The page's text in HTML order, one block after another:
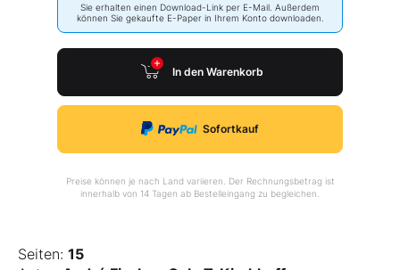
Sie erhalten einen Download-Link per E-Mail. Außerdem
können Sie gekaufte E-Paper in Ihrem Konto downloaden.
In den Warenkorb
Sofortkauf
Preise können je nach Land variieren. Der Rechnungsbetrag ist
innerhalb von 14 Tagen ab Bestelleingang zu begleichen.
Seiten: 15